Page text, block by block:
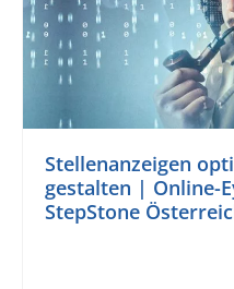
Stellenanzeigen
gestalten | Online-
StepStone